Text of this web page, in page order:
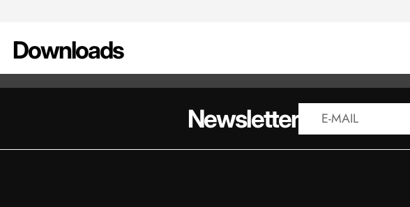
Downloads
Newsletter